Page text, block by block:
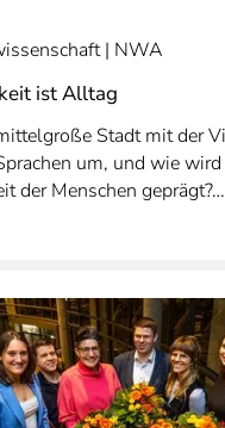
NWA
ist Alltag
Stadt mit der
um, und wie
der Menschen geprägt?…